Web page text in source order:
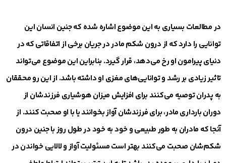
در مطالعات بسیاری به این موضوع اشاره شده که جنین انسان این
توانایی را دارد که از درون شکم مادر در جریان برخی از اتفاقاتی که در
دنیای پیرامون او رخ می‌دهد، قرار گیرد. بنابراین این موضوع می‌تواند
تاثیر زیادی بر رشد و توانایی‌های مغزی او داشته باشد. از این رو محققان
به پدران توصیه می‌کنند برای افزایش میزان هوشیاری فرزندشان از
دوران بارداری مادر، برای فرزندشان آواز بخوانند یا با او صحبت کنند. از
آنجا که مادران به طور طبیعی و خود به خود در طول روز با جنین درون
شکم‌شان صحبت می‌کنند بهتر است مسئولیت آواز و لالایی خواندن در